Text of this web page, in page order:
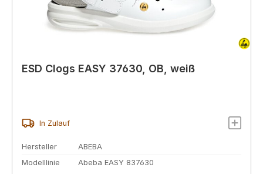
ESD Clogs EASY 37630, OB, weiß
In Zulauf
Hersteller
ABEBA
Modelllinie
Abeba EASY 837630